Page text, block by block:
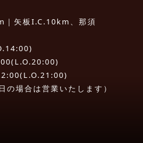
｜矢板I.C.10km、那須
の場合は営業いたします）